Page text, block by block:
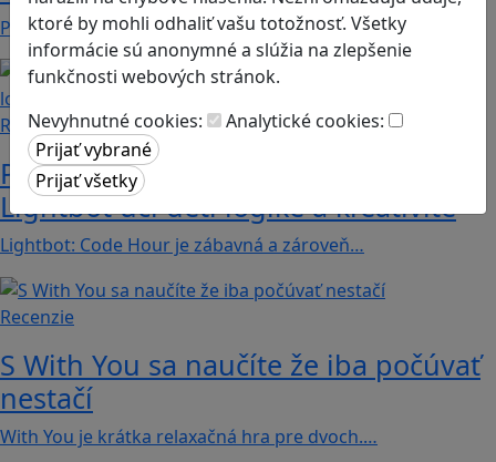
ktoré by mohli odhaliť vašu totožnosť. Všetky
informácie sú anonymné a slúžia na zlepšenie
funkčnosti webových stránok.
Nevyhnutné cookies:
Analytické cookies:
Pod názvom Bunky v akcii sa skrýva mobilná akčná…
Recenzie
Prvé kroky do sveta programovania:
Lightbot učí deti logike a kreativite
Lightbot: Code Hour je zábavná a zároveň…
Recenzie
S With You sa naučíte že iba počúvať
nestačí
With You je krátka relaxačná hra pre dvoch.…